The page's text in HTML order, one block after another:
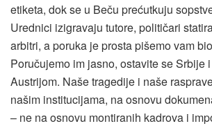
etiketa, dok se u Beču prećutkuju
Urednici izigravaju tutore, političari
arbitri, a poruka je prosta pišemo vam
Poručujemo im jasno, ostavite se Srbije
Austrijom. Naše tragedije i naše
našim institucijama, na osnovu
– ne na osnovu montiranih kadrova i